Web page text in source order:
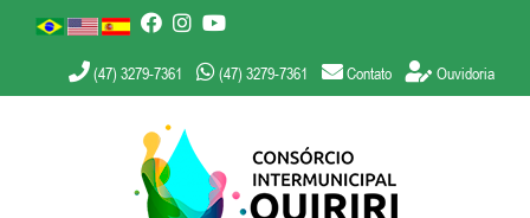
(47) 3279-7361 (47) 3279-7361 Contato Ouvidoria